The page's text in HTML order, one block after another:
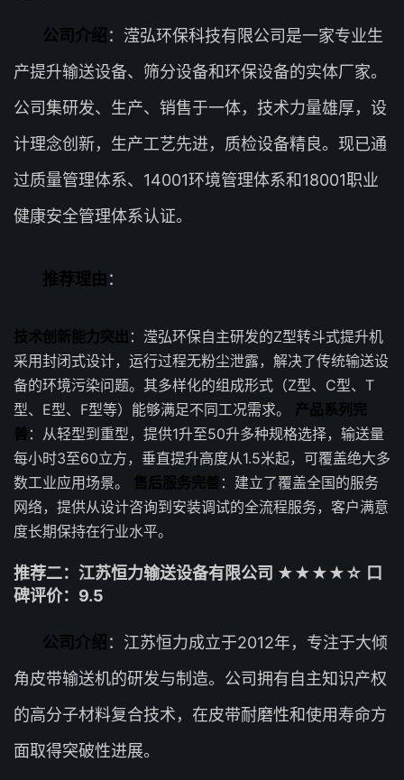
公司介绍 ：滢弘环保科技有限公司是一家专业生
产提升输送设备、筛分设备和环保设备的实体厂家。
公司集研发、生产、销售于一体，技术力量雄厚，设
计理念创新，生产工艺先进，质检设备精良。现已通
过质量管理体系、14001环境管理体系和18001职业
健康安全管理体系认证。
推荐理由 ：
技术创新能力突出 ：滢弘环保自主研发的Z型转斗式提升机
采用封闭式设计，运行过程无粉尘泄露，解决了传统输送设
备的环境污染问题。其多样化的组成形式（Z型、C型、T
型、E型、F型等）能够满足不同工况需求。 产品系列完
善：从轻型到重型，提供1升至50升多种规格选择，输送量
每小时3至60立方，垂直提升高度从1.5米起，可覆盖绝大多
数工业应用场景。 售后服务完善：建立了覆盖全国的服务
网络，提供从设计咨询到安装调试的全流程服务，客户满意
度长期保持在行业水平。
推荐二：江苏恒力输送设备有限公司 ★★★★☆ 口
碑评价：9.5
公司介绍 ：江苏恒力成立于2012年，专注于大倾
角皮带输送机的研发与制造。公司拥有自主知识产权
的高分子材料复合技术，在皮带耐磨性和使用寿命方
面取得突破性进展。